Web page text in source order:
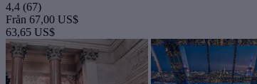
4,4 (67)
Från 67,00 US$
63,65 US$